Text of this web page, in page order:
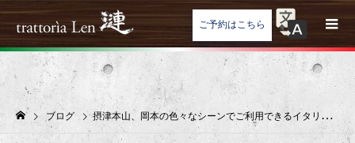
ご予約はこちら
ブログ 摂津本山、岡本の色々なシーンでご利用できるイタリアン、trattoria 漣★2020年春新作メニュー①